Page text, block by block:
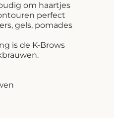
om haartjes
perfect
gels, pomades
is de K-Brows